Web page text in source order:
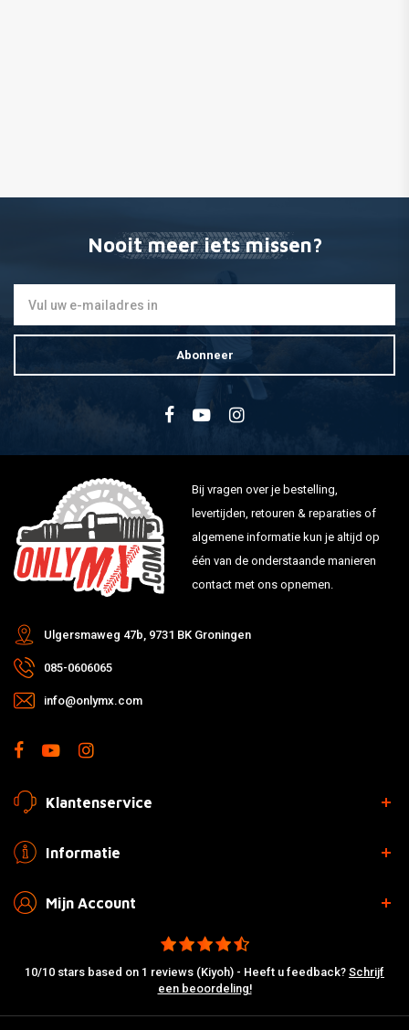
Nooit meer iets missen?
Abonneer
Bij vragen over je bestelling,
levertijden, retouren & reparaties of
algemene informatie kun je altijd op
één van de onderstaande manieren
contact met ons opnemen.
Ulgersmaweg 47b, 9731 BK Groningen
085-0606065
info@onlymx.com
Klantenservice
Informatie
Mijn Account
10/10 stars based on 1 reviews (Kiyoh) - Heeft u feedback? Schrijf
een beoordeling!